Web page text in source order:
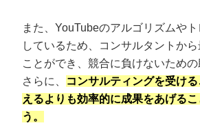
また、YouTubeのアルゴリズムや
しているため、コンサルタントか
ことができ、競合に負けないための
さらに、
コンサルティングを受け
えるよりも効率的に成果をあげる
う。